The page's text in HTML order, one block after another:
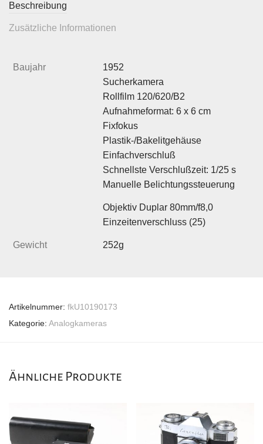
Beschreibung
Zusätzliche Informationen
Baujahr
1952
Sucherkamera
Rollfilm 120/620/B2
Aufnahmeformat: 6 x 6 cm
Fixfokus
Plastik-/Bakelitgehäuse
Einfachverschluß
Schnellste Verschlußzeit: 1/25 s
Manuelle Belichtungssteuerung
Objektiv Duplar 80mm/f8,0
Einzeitenverschluss (25)
Gewicht 252g
Artikelnummer: fkU10190173
Kategorie: Analogkameras
Ähnliche Produkte